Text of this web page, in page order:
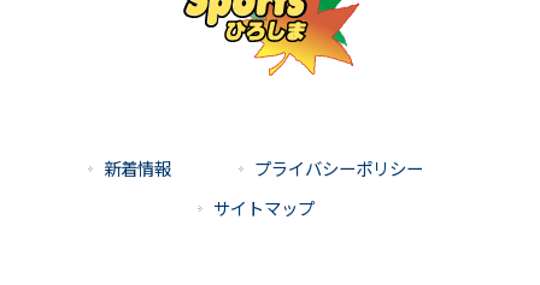
新着情報 プライバシーポリシー
サイトマップ